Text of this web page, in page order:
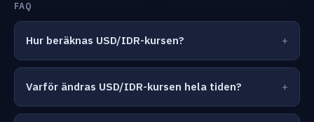
FAQ
Hur beräknas USD/IDR-kursen?
Varför ändras USD/IDR-kursen hela tiden?